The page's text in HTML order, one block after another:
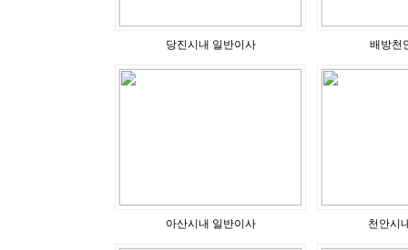
당진시내 일반이사 배방천
아산시내 일반이사 천안시